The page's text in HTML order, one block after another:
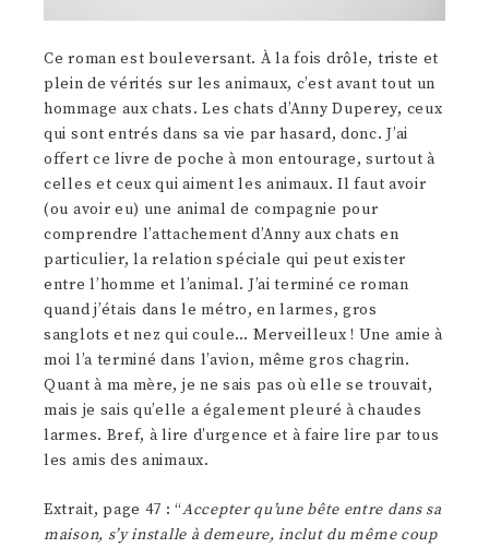
Ce roman est bouleversant. À la fois drôle, triste et
plein de vérités sur les animaux, c’est avant tout un
hommage aux chats. Les chats d’Anny Duperey, ceux
qui sont entrés dans sa vie par hasard, donc. J’ai
offert ce livre de poche à mon entourage, surtout à
celles et ceux qui aiment les animaux. Il faut avoir
(ou avoir eu) une animal de compagnie pour
comprendre l’attachement d’Anny aux chats en
particulier, la relation spéciale qui peut exister
entre l’homme et l’animal. J’ai terminé ce roman
quand j’étais dans le métro, en larmes, gros
sanglots et nez qui coule… Merveilleux ! Une amie à
moi l’a terminé dans l’avion, même gros chagrin.
Quant à ma mère, je ne sais pas où elle se trouvait,
mais je sais qu’elle a également pleuré à chaudes
larmes. Bref, à lire d’urgence et à faire lire par tous
les amis des animaux.
Extrait, page 47 : “Accepter qu’une bête entre dans sa
maison, s’y installe à demeure, inclut du même coup